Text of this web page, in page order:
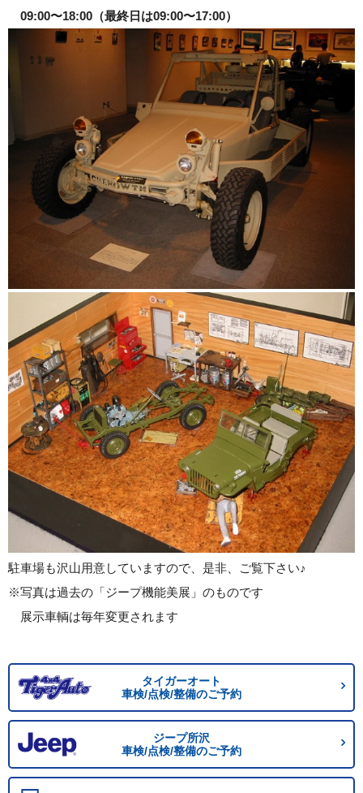
09:00〜18:00（最終日は09:00〜17:00）
駐車場も沢山用意していますので、是非、ご覧下さい♪
※写真は過去の「ジープ機能美展」のものです
展示車輌は毎年変更されます
タイガーオート
車検/点検/整備のご予約
ジープ所沢
車検/点検/整備のご予約